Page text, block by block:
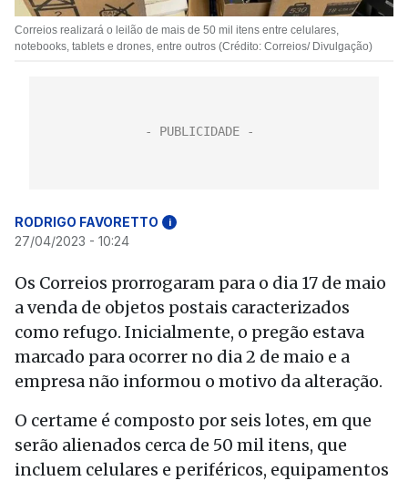
Correios realizará o leilão de mais de 50 mil itens entre celulares,
notebooks, tablets e drones, entre outros (Crédito: Correios/ Divulgação)
RODRIGO FAVORETTO i
27/04/2023 - 10:24
Os Correios prorrogaram para o dia 17 de maio
a venda de objetos postais caracterizados
como refugo. Inicialmente, o pregão estava
marcado para ocorrer no dia 2 de maio e a
empresa não informou o motivo da alteração.
O certame é composto por seis lotes, em que
serão alienados cerca de 50 mil itens, que
incluem celulares e periféricos, equipamentos